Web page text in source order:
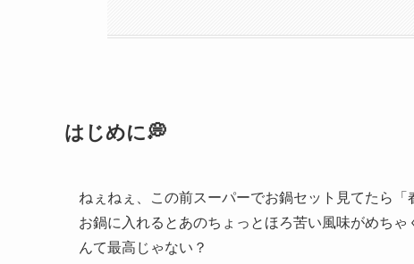
はじめに💭
ねぇねぇ、この前スーパーでお鍋セット見てたら
お鍋に入れるとあのちょっとほろ苦い風味がめち
んて最高じゃない？